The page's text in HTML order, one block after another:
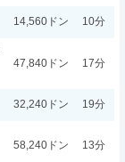
14,560ドン 10分
47,840ドン
17分
32,240ドン 19分
58,240ドン 13分